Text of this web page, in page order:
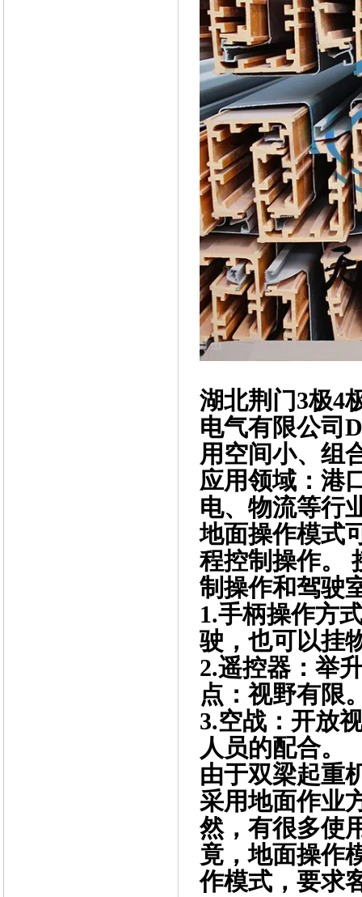
湖北荆门3极4
电气有限公司
用空间小、组
应用领域：港
电、物流等行
地面操作模式
程控制操作。
制操作和驾驶
1.手柄操作方
驶，也可以挂
2.遥控器：举
点：视野有限
3.空战：开放
人员的配合。
由于双梁起重
采用地面作业
然，有很多使
竟，地面操作
作模式，要求